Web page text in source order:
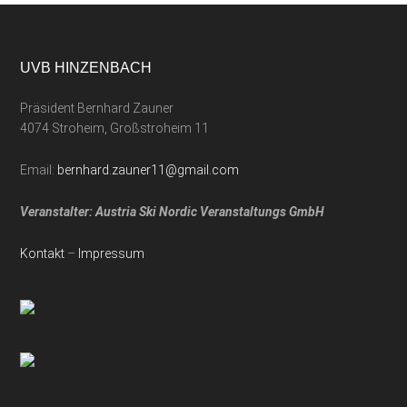
UVB HINZENBACH
Präsident Bernhard Zauner
4074 Stroheim, Großstroheim 11
Email: bernhard.zauner11@gmail.com
Veranstalter: Austria Ski Nordic Veranstaltungs GmbH
Kontakt – Impressum